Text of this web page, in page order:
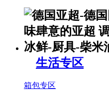
生活专区
箱包专区